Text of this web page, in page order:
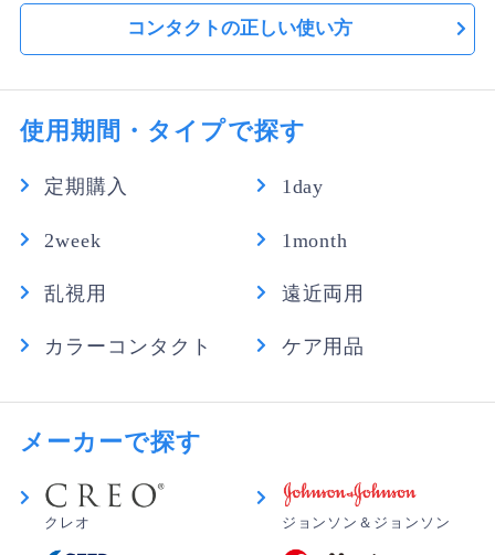
コンタクトの正しい使い方
使用期間・タイプで探す
定期購入 1day
2week 1month
乱視用 遠近両用
カラーコンタクト ケア用品
メーカーで探す
クレオ ジョンソン＆ジョンソン